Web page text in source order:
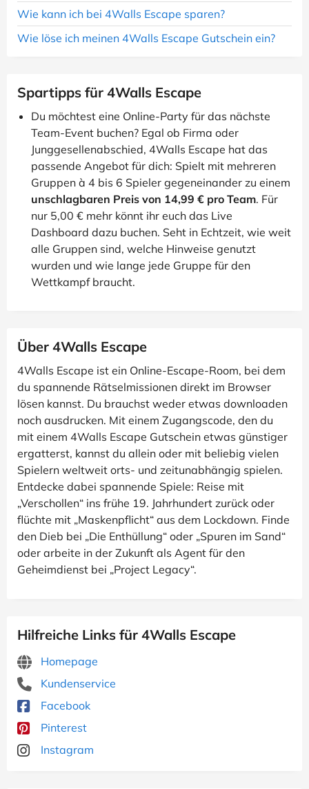
Wie kann ich bei 4Walls Escape sparen?
Wie löse ich meinen 4Walls Escape Gutschein ein?
Spartipps für 4Walls Escape
Du möchtest eine Online-Party für das nächste
Team-Event buchen? Egal ob Firma oder
Junggesellenabschied, 4Walls Escape hat das
passende Angebot für dich: Spielt mit mehreren
Gruppen à 4 bis 6 Spieler gegeneinander zu einem
unschlagbaren Preis von 14,99 € pro Team. Für
nur 5,00 € mehr könnt ihr euch das Live
Dashboard dazu buchen. Seht in Echtzeit, wie weit
alle Gruppen sind, welche Hinweise genutzt
wurden und wie lange jede Gruppe für den
Wettkampf braucht.
Über 4Walls Escape
4Walls Escape ist ein Online-Escape-Room, bei dem
du spannende Rätselmissionen direkt im Browser
lösen kannst. Du brauchst weder etwas downloaden
noch ausdrucken. Mit einem Zugangscode, den du
mit einem 4Walls Escape Gutschein etwas günstiger
ergatterst, kannst du allein oder mit beliebig vielen
Spielern weltweit orts- und zeitunabhängig spielen.
Entdecke dabei spannende Spiele: Reise mit
„Verschollen“ ins frühe 19. Jahrhundert zurück oder
flüchte mit „Maskenpflicht“ aus dem Lockdown. Finde
den Dieb bei „Die Enthüllung“ oder „Spuren im Sand“
oder arbeite in der Zukunft als Agent für den
Geheimdienst bei „Project Legacy“.
Hilfreiche Links für 4Walls Escape
Homepage
Kundenservice
Facebook
Pinterest
Instagram